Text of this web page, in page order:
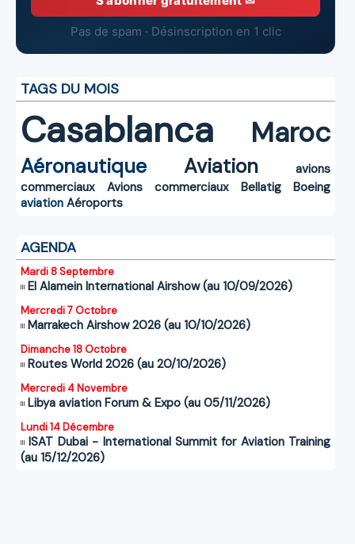
Pas de spam · Désinscription en 1 clic
TAGS DU MOIS
Casablanca Maroc
Aéronautique Aviation
avions
commerciaux
Avions commerciaux Bellatig
Boeing
aviation Aéroports
AGENDA
Mardi 8 Septembre
El Alamein International Airshow (au 10/09/2026)
Mercredi 7 Octobre
Marrakech Airshow 2026 (au 10/10/2026)
Dimanche 18 Octobre
Routes World 2026 (au 20/10/2026)
Mercredi 4 Novembre
Libya aviation Forum & Expo (au 05/11/2026)
Lundi 14 Décembre
ISAT Dubai - International Summit for Aviation Training
(au 15/12/2026)